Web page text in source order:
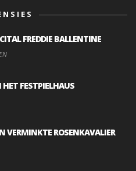
FREDDIE BALLENTINE
FESTPIELHAUS
VERMINKTE ROSENKAVALIER